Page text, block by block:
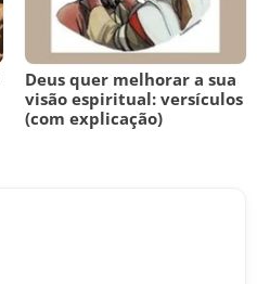
Deus quer melhorar a sua
visão espiritual: versículos
(com explicação)